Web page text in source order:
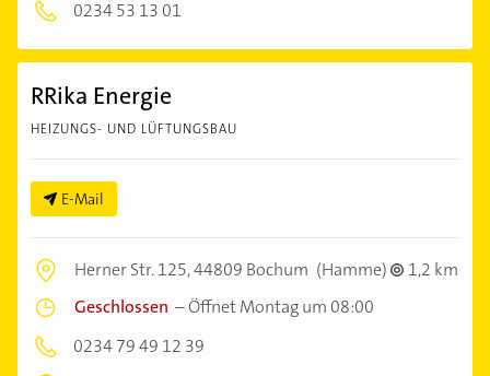
0234 53 13 01
RRika Energie
HEIZUNGS- UND LÜFTUNGSBAU
E-Mail
Herner Str. 125,44809 Bochum (Hamme)
1,2 km
Geschlossen –Öffnet Montag um 08:00
0234 79 49 12 39